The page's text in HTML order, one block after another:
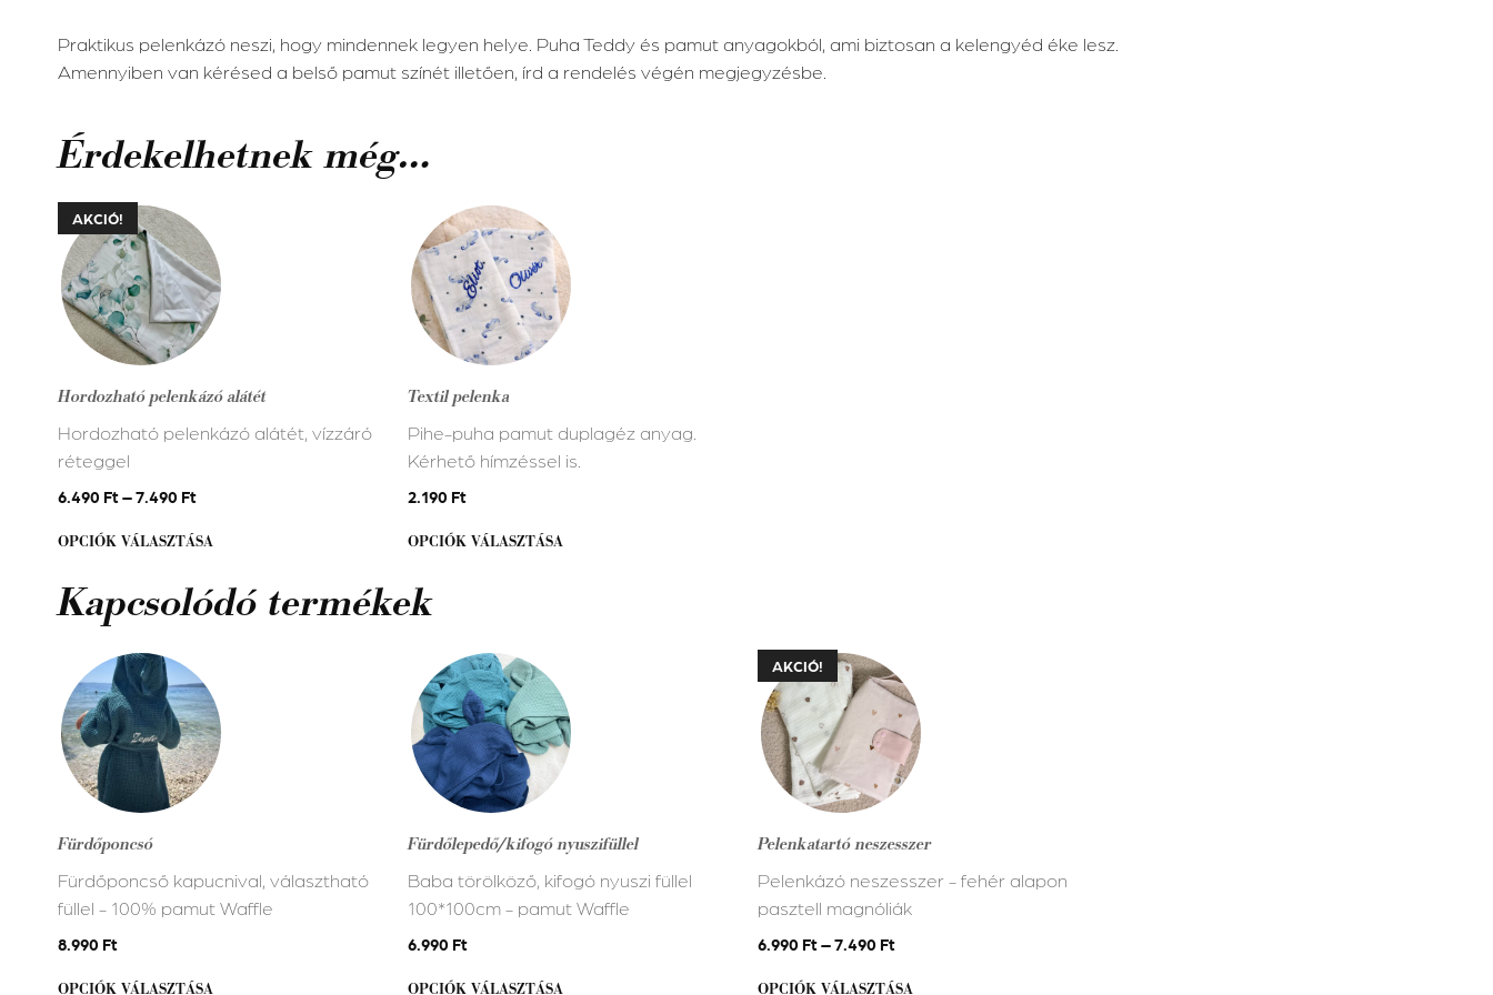
Praktikus pelenkázó neszi, hogy mindennek legyen helye. Puha Teddy és pamut anyagokból, ami biztosan a kelengyéd éke lesz.
Amennyiben van kérésed a belső pamut színét illetően, írd a rendelés végén megjegyzésbe.
Érdekelhetnek még…
AKCIÓ!
Hordozható pelenkázó alátét
Hordozható pelenkázó alátét, vízzáró
réteggel
6.490 Ft–7.490 Ft
OPCIÓK VÁLASZTÁSA
Ennek
a
terméknek
több
variációja
van.
változatok
a
termékoldalon
választhatók
Textil pelenka
Pihe-puha pamut duplagéz anyag.
Kérhető hímzéssel is.
2.190 Ft
OPCIÓK VÁLASZTÁSA
Ennek
terméknek
több
variációja
van.
változatok
a
termékoldalon
választhatók
Kapcsolódó termékek
Fürdőponcsó
Fürdőponcső kapucnival, választható
füllel - 100% pamut Waffle
8.990 Ft
OPCIÓK VÁLASZTÁSA
Ennek
terméknek
több
variációja
van.
változatok
a
termékoldalon
választhatók
Fürdőlepedő/kifogó nyuszifüllel
Baba törölköző, kifogó nyuszi füllel
100*100cm - pamut Waffle
6.990 Ft
OPCIÓK VÁLASZTÁSA
Ennek
terméknek
több
variációja
van.
változatok
a
termékoldalon
választhatók
AKCIÓ!
Pelenkatartó neszesszer
Pelenkázó neszesszer - fehér alapon
pasztell magnóliák
6.990 Ft–7.490 Ft
OPCIÓK VÁLASZTÁSA
Ennek
a
terméknek
több
variációja
van.
változatok
a
termékoldalon
választhatók